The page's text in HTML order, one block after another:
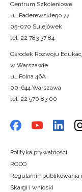
Centrum Szkoleniowe
ul. Paderewskiego 77
05-070 Sulejówek
tel. 22 783 37 84
Ośrodek Rozwoju
w Warszawie
ul. Polna 46A
00-644 Warszawa
tel. 22 570 83 00
Polityka prywatności
RODO
Regulamin publikowania
Skargi i wnioski